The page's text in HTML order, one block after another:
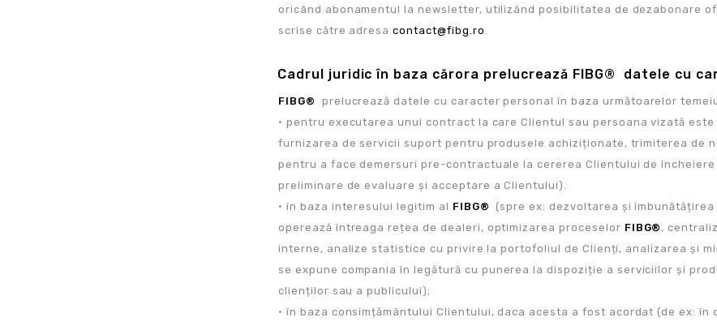
oricând abonamentul la newsletter, utilizând posibilitatea de dezabonare
scrise către adresacontact@fibg.ro .
Cadrul juridic în baza cărora prelucrează FIBG® datele cu
FIBG®
prelucrează datele cu caracter personal în baza următoarelor
• pentru executarea unui contract la care Clientul sau persoana vizată
furnizarea de servicii suport pentru produsele achiziționate, trimiterea de
pentru a face demersuri pre-contractuale la cererea Clientului de
preliminare de evaluare și acceptare a Clientului).
• în baza interesului legitim al FIBG® (spre ex: dezvoltarea și
operează întreaga rețea de dealeri, optimizarea proceselor FIBG® ,
interne, analize statistice cu privire la portofoliul de Clienți, analizarea și
se expune compania în legătură cu punerea la dispoziție a serviciilor și
clienților sau a publicului);
• în baza consimțământului Clientului, daca acesta a fost acordat (de ex: în